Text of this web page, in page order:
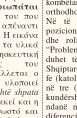
του που
Η εικόνα
τα υλικά
του
ο
shpata
και η
και
Në të
dhe
duhet
fe
në tre
ndanë